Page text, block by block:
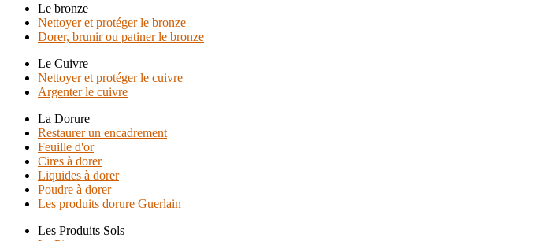
Le bronze
Nettoyer et protéger le bronze
Dorer, brunir ou patiner le bronze
Le Cuivre
Nettoyer et protéger le cuivre
Argenter le cuivre
La Dorure
Restaurer un encadrement
Feuille d'or
Cires à dorer
Liquides à dorer
Poudre à dorer
Les produits dorure Guerlain
Les Produits Sols